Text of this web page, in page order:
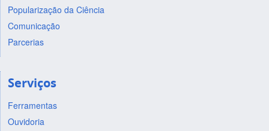
Popularização da Ciência
Comunicação
Parcerias
Serviços
Ferramentas
Ouvidoria